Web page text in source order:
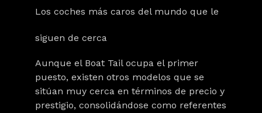
Los coches más caros del mundo que le
siguen de cerca
Aunque el Boat Tail ocupa el primer
puesto, existen otros modelos que se
sitúan muy cerca en términos de precio y
prestigio, consolidándose como referentes